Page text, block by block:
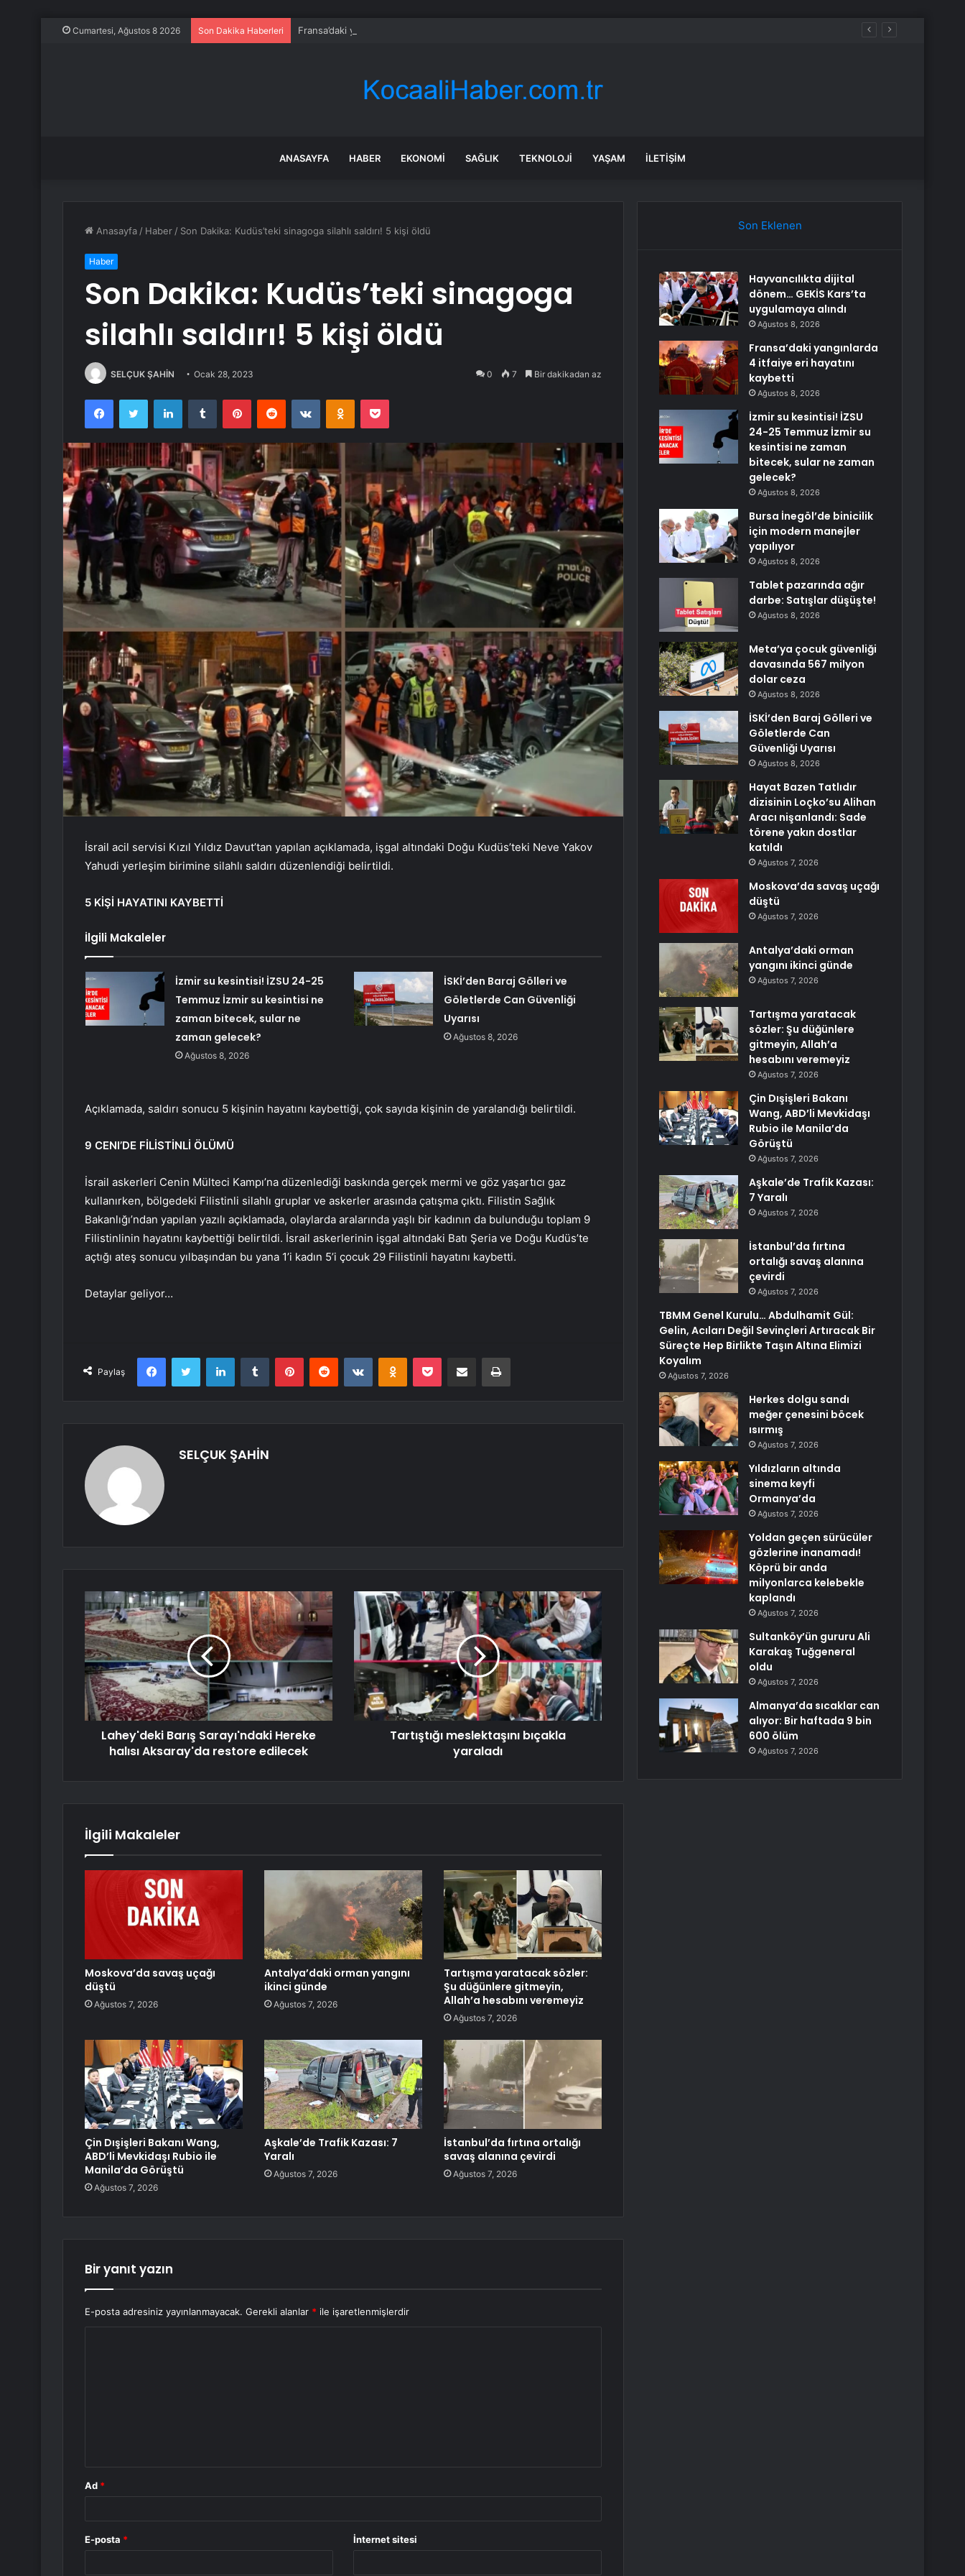
Cumartesi, Ağustos 8 2026 Son Dakika Haberleri Fransa’daki yangınlarda 4 itfaiye eri hayatını kaybetti
ANASAYFA HABER EKONOMI SAĞLIK TEKNOLOJI YAŞAM İLETIŞIM
Anasayfa / Haber / Son Dakika: Kudüs’teki sinagoga silahlı saldırı! 5 kişi öldü
Haber
Son Dakika: Kudüs’teki sinagoga
silahlı saldırı! 5 kişi öldü
SELÇUK ŞAHİN Ocak 28, 2023 0 7 Bir dakikadan az
FacebookTwitter LinkedInTumblr PinterestReddit VKontakteOdnoklassniki
Pocket
İsrail acil servisi Kızıl Yıldız Davut’tan yapılan açıklamada, işgal altındaki Doğu Kudüs’teki Neve Yakov
Yahudi yerleşim birimine silahlı saldırı düzenlendiği belirtildi.
5 KİŞİ HAYATINI KAYBETTİ
İlgili Makaleler
İzmir su kesintisi! İZSU 24-25
Temmuz İzmir su kesintisi ne
zaman bitecek, sular ne
zaman gelecek?
Ağustos 8, 2026
İSKİ’den Baraj Gölleri ve
Göletlerde Can Güvenliği
Uyarısı
Ağustos 8, 2026
Açıklamada, saldırı sonucu 5 kişinin hayatını kaybettiği, çok sayıda kişinin de yaralandığı belirtildi.
9 CENI’DE FİLİSTİNLİ ÖLÜMÜ
İsrail askerleri Cenin Mülteci Kampı’na düzenlediği baskında gerçek mermi ve göz yaşartıcı gaz
kullanırken, bölgedeki Filistinli silahlı gruplar ve askerler arasında çatışma çıktı. Filistin Sağlık
Bakanlığı’ndan yapılan yazılı açıklamada, olaylarda aralarında yaşlı bir kadının da bulunduğu toplam 9
Filistinlinin hayatını kaybettiği belirtildi. İsrail askerlerinin işgal altındaki Batı Şeria ve Doğu Kudüs’te
açtığı ateş sonucu yılbaşından bu yana 1’i kadın 5’i çocuk 29 Filistinli hayatını kaybetti.
Detaylar geliyor…
Paylaş
FacebookTwitter LinkedInTumblr PinterestReddit VKontakteOdnoklassniki
Pocket E-Posta ile paylaş Yazdır
SELÇUK ŞAHİN
Lahey'deki Barış Sarayı'ndaki Hereke
halısı Aksaray'da restore edilecek
Tartıştığı meslektaşını bıçakla
yaraladı
İlgili Makaleler
Moskova’da savaş uçağı
düştü
Ağustos 7, 2026
Antalya’daki orman yangını
ikinci günde
Ağustos 7, 2026
Tartışma yaratacak sözler:
Şu düğünlere gitmeyin,
Allah’a hesabını veremeyiz
Ağustos 7, 2026
Çin Dışişleri Bakanı Wang,
ABD’li Mevkidaşı Rubio ile
Manila’da Görüştü
Ağustos 7, 2026
Aşkale’de Trafik Kazası: 7
Yaralı
Ağustos 7, 2026
İstanbul’da fırtına ortalığı
savaş alanına çevirdi
Ağustos 7, 2026
Bir yanıt yazın
E-posta adresiniz yayınlanmayacak. Gerekli alanlar * ile işaretlenmişlerdir
Ad *
E-posta * İnternet sitesi
Son Eklenen
Hayvancılıkta dijital
dönem… GEKİS Kars’ta
uygulamaya alındı
Ağustos 8, 2026
Fransa’daki yangınlarda
4 itfaiye eri hayatını
kaybetti
Ağustos 8, 2026
İzmir su kesintisi! İZSU
24-25 Temmuz İzmir su
kesintisi ne zaman
bitecek, sular ne zaman
gelecek?
Ağustos 8, 2026
Bursa İnegöl’de binicilik
için modern manejler
yapılıyor
Ağustos 8, 2026
Tablet pazarında ağır
darbe: Satışlar düşüşte!
Ağustos 8, 2026
Meta’ya çocuk güvenliği
davasında 567 milyon
dolar ceza
Ağustos 8, 2026
İSKİ’den Baraj Gölleri ve
Göletlerde Can
Güvenliği Uyarısı
Ağustos 8, 2026
Hayat Bazen Tatlıdır
dizisinin Loçko’su Alihan
Aracı nişanlandı: Sade
törene yakın dostlar
katıldı
Ağustos 7, 2026
Moskova’da savaş uçağı
düştü
Ağustos 7, 2026
Antalya’daki orman
yangını ikinci günde
Ağustos 7, 2026
Tartışma yaratacak
sözler: Şu düğünlere
gitmeyin, Allah’a
hesabını veremeyiz
Ağustos 7, 2026
Çin Dışişleri Bakanı
Wang, ABD’li Mevkidaşı
Rubio ile Manila’da
Görüştü
Ağustos 7, 2026
Aşkale’de Trafik Kazası:
7 Yaralı
Ağustos 7, 2026
İstanbul’da fırtına
ortalığı savaş alanına
çevirdi
Ağustos 7, 2026
TBMM Genel Kurulu… Abdulhamit Gül:
Gelin, Acıları Değil Sevinçleri Artıracak Bir
Süreçte Hep Birlikte Taşın Altına Elimizi
Koyalım
Ağustos 7, 2026
Herkes dolgu sandı
meğer çenesini böcek
ısırmış
Ağustos 7, 2026
Yıldızların altında
sinema keyfi
Ormanya’da
Ağustos 7, 2026
Yoldan geçen sürücüler
gözlerine inanamadı!
Köprü bir anda
milyonlarca kelebekle
kaplandı
Ağustos 7, 2026
Sultanköy’ün gururu Ali
Karakaş Tuğgeneral
oldu
Ağustos 7, 2026
Almanya’da sıcaklar can
alıyor: Bir haftada 9 bin
600 ölüm
Ağustos 7, 2026